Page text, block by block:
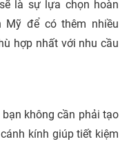
là sự lựa chọn hoàn
Mỹ để có thêm nhiều
hợp nhất với nhu cầu
không cần phải tạo
kính giúp tiết kiệm